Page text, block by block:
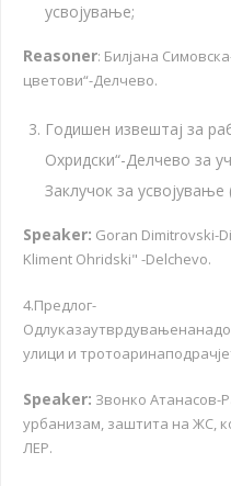
усвојување;
Reasoner: Билјана
цветови“-Делчево.
Годишен извештај за
Охридски“-Делчево за
Заклучок за
Speaker: Goran Dimitrovski-
Kliment Ohridski" -Delchevo.
4.Предлог-
улици и
Speaker: Звонко Атанасов-
урбанизам, заштита на ЖС,
ЛЕР.